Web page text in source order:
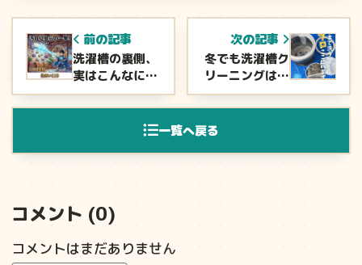
前の記事
洗濯槽の裏側、
実はこんなに汚
れています
一覧へ戻る
次の記事
冬でも洗濯槽ク
リーニングは必
要？
コメント (0)
コメントはまだありません